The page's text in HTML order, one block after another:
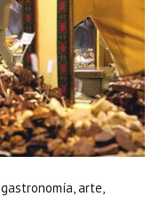
gastronomía, arte,